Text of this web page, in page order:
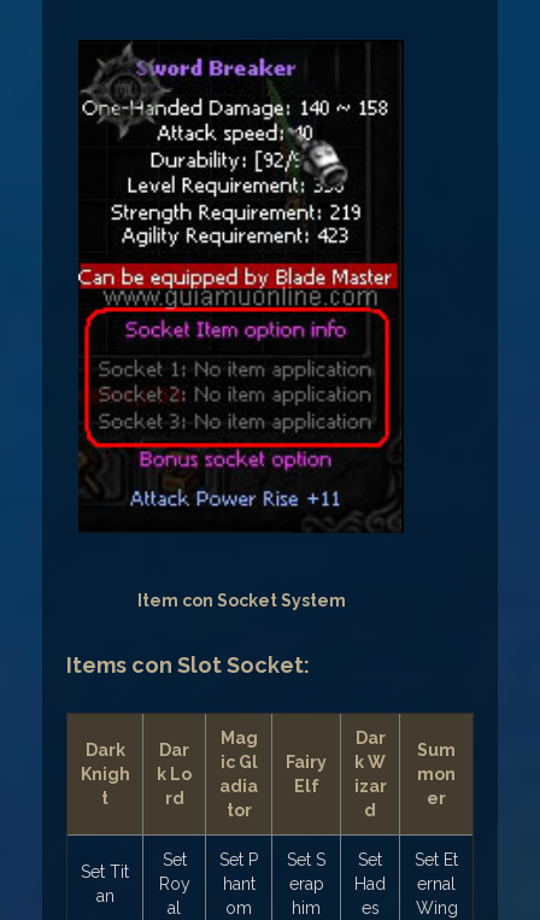
Item con Socket System
Items con Slot Socket:
Dark
Knigh
t
Dar
k Lo
rd
Mag
ic Gl
adia
tor
Fairy
Elf
Dar
k W
izar
d
Sum
mon
er
Set Tit
an
Set
Roy
al
Set P
hant
om
Set S
erap
him
Set
Had
es
Set Et
ernal
Wing